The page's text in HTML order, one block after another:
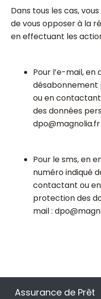
Dans tous les cas,
de vous opposer à la
en effectuant les
Pour l’e-mail, en
désabonnement
ou en
des données
dpo@magnolia.fr
Pour le sms, en
numéro indiqué
contactant ou
protection des
mail :
Assurance de Prêt